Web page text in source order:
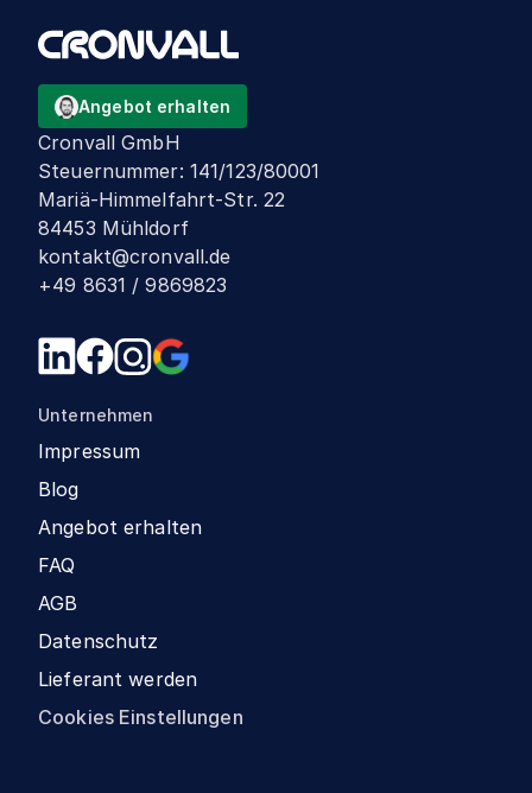
Angebot erhalten
Cronvall GmbH
Steuernummer: 141/123/80001
Mariä-Himmelfahrt-Str. 22
84453 Mühldorf
kontakt@cronvall.de
+49 8631 / 9869823
Unternehmen
Impressum
Blog
Angebot erhalten
FAQ
AGB
Datenschutz
Lieferant werden
Cookies Einstellungen